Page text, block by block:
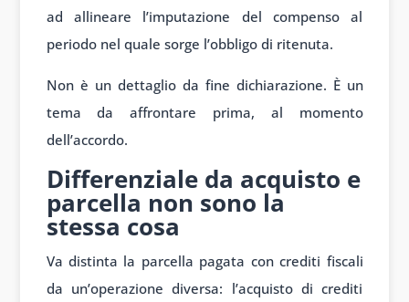
ad allineare l’imputazione del compenso al
periodo nel quale sorge l’obbligo di ritenuta.
Non è un dettaglio da fine dichiarazione. È un
tema da affrontare prima, al momento
dell’accordo.
Differenziale da acquisto e
parcella non sono la
stessa cosa
Va distinta la parcella pagata con crediti fiscali
da un’operazione diversa: l’acquisto di crediti